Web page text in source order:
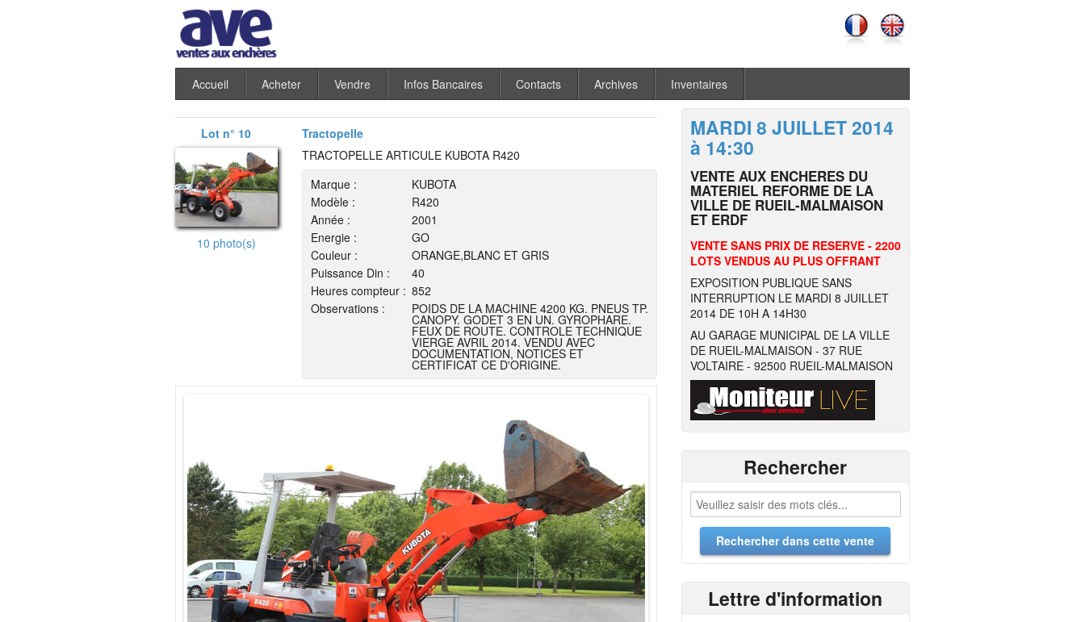
Accueil Acheter Vendre Infos Bancaires Contacts Archives Inventaires
Lot n° 10 Tractopelle
10 photo(s)
TRACTOPELLE ARTICULE KUBOTA R420
Marque :
KUBOTA
Modèle :
R420
Année :
2001
Energie :
GO
Couleur :
ORANGE,BLANC ET GRIS
Puissance Din :
40
Heures compteur : 852
Observations :
POIDS DE LA MACHINE 4200 KG. PNEUS TP.
CANOPY. GODET 3 EN UN. GYROPHARE.
FEUX DE ROUTE. CONTROLE TECHNIQUE
VIERGE AVRIL 2014. VENDU AVEC
DOCUMENTATION, NOTICES ET
CERTIFICAT CE D'ORIGINE.
MARDI 8 JUILLET 2014
à 14:30
VENTE AUX ENCHERES DU
MATERIEL REFORME DE LA
VILLE DE RUEIL-MALMAISON
ET ERDF
VENTE SANS PRIX DE RESERVE - 2200
LOTS VENDUS AU PLUS OFFRANT
EXPOSITION PUBLIQUE SANS
INTERRUPTION LE MARDI 8 JUILLET
2014 DE 10H A 14H30
AU GARAGE MUNICIPAL DE LA VILLE
DE RUEIL-MALMAISON - 37 RUE
VOLTAIRE - 92500 RUEIL-MALMAISON
Rechercher
Lettre d'information